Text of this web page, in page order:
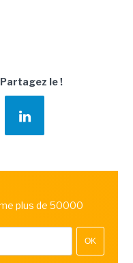
Partagez le !
plus de 50000
OK